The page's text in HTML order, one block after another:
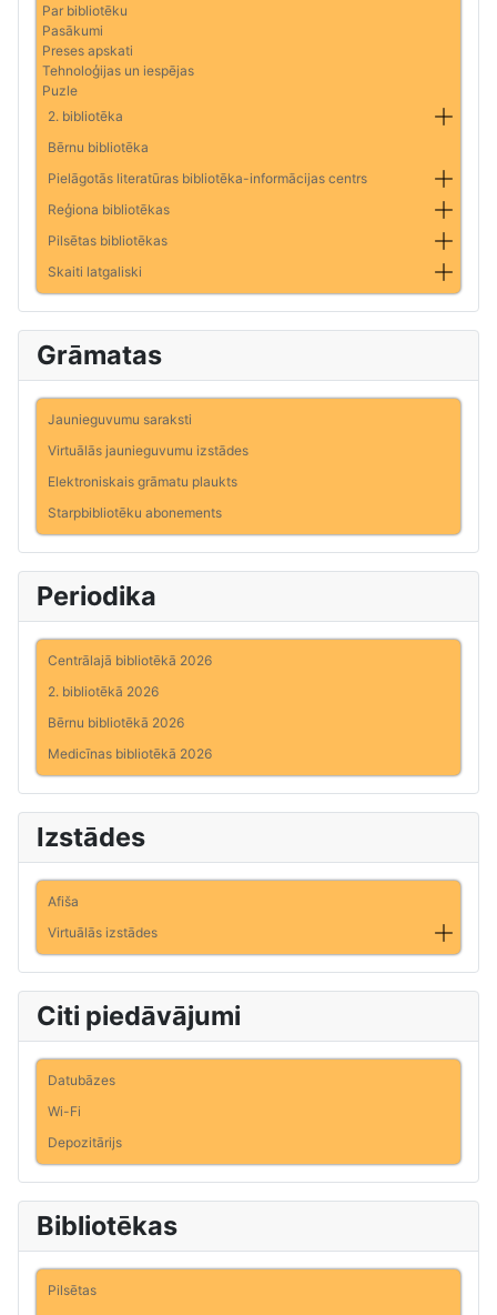
Par bibliotēku
Pasākumi
Preses apskati
Tehnoloģijas un iespējas
Puzle
2. bibliotēka
Bērnu bibliotēka
Pielāgotās literatūras bibliotēka-informācijas centrs
Reģiona bibliotēkas
Pilsētas bibliotēkas
Skaiti latgaliski
Grāmatas
Jaunieguvumu saraksti
Virtuālās jaunieguvumu izstādes
Elektroniskais grāmatu plaukts
Starpbibliotēku abonements
Periodika
Centrālajā bibliotēkā 2026
2. bibliotēkā 2026
Bērnu bibliotēkā 2026
Medicīnas bibliotēkā 2026
Izstādes
Afiša
Virtuālās izstādes
Citi piedāvājumi
Datubāzes
Wi-Fi
Depozitārijs
Bibliotēkas
Pilsētas